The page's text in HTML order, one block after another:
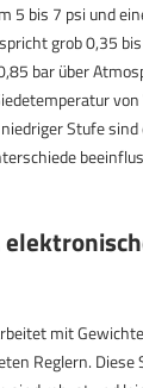
5 bis 7 psi und
grob 0,35
bar über
Stufe sind
mit
Reglern. Diese